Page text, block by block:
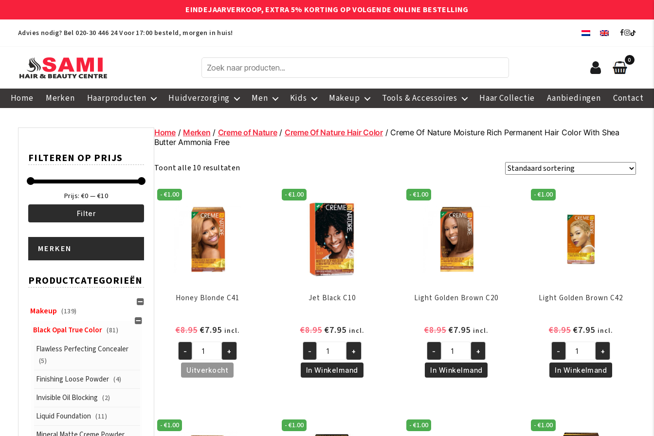
EINDEJAARVERKOOP, EXTRA 5% KORTING OP VOLGENDE ONLINE BESTELLING
Advies nodig? Bel 020-30 446 24 Voor 17:00 besteld, morgen in huis!
Hair
Beauty
0
Home Merken Haarproducten Huidverzorging Men Kids Makeup Tools & Accessoires Haar Collectie Aanbiedingen Contact
FILTEREN OP PRIJS
Filter
Prijs: €0 — €10
MERKEN
PRODUCTCATEGORIEËN
Makeup (139)
Black Opal True Color (81)
Flawless Perfecting Concealer
(5)
Finishing Loose Powder (4)
Invisible Oil Blocking (2)
Liquid Foundation (11)
Home/ Merken / Creme of Nature/ Creme Of Nature Hair Color/ Creme Of Nature Moisture Rich Permanent Hair Color With Shea
Butter Ammonia Free
Toont alle 10 resultaten
- €1.00
Honey Blonde C41
€8.95 Oorspronkelijke
was:
€8.95.
€7.95Huidige
prijs
is:
€7.95.
incl.
Honey
Blonde
C41
- +
Uitverkocht
- €1.00
Jet Black C10
€8.95 Oorspronkelijke
was:
€8.95.
€7.95Huidige
prijs
is:
€7.95.
incl.
Jet
Black
C10
- +
In Winkelmand
- €1.00
Light Golden Brown C20
€8.95Oorspronkelijke
was:
€8.95.
€7.95 Huidige
prijs
is:
€7.95.
incl.
Light
Golden
Brown
- +
In Winkelmand
- €1.00
Light Golden Brown C42
€8.95Oorspronkelijke
was:
€8.95.
€7.95 Huidige
prijs
is:
€7.95.
incl.
Light
Golden
Brown
- +
In Winkelmand
- €1.00 - €1.00 - €1.00 - €1.00